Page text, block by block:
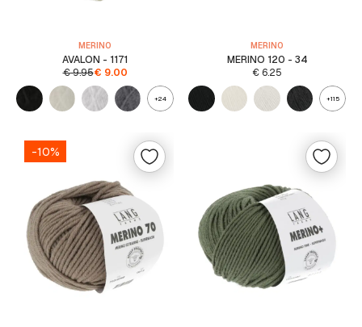
MERINO
AVALON - 1171
€9.95€ 9.00
+24
MERINO
MERINO 120 - 34
€ 6.25
+115
-10%